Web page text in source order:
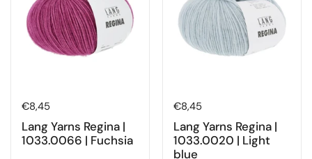
Prijs:
€8,45
Lang Yarns Regina |
1033.0066 | Fuchsia
Prijs:
€8,45
Lang Yarns Regina |
1033.0020 | Light
blue